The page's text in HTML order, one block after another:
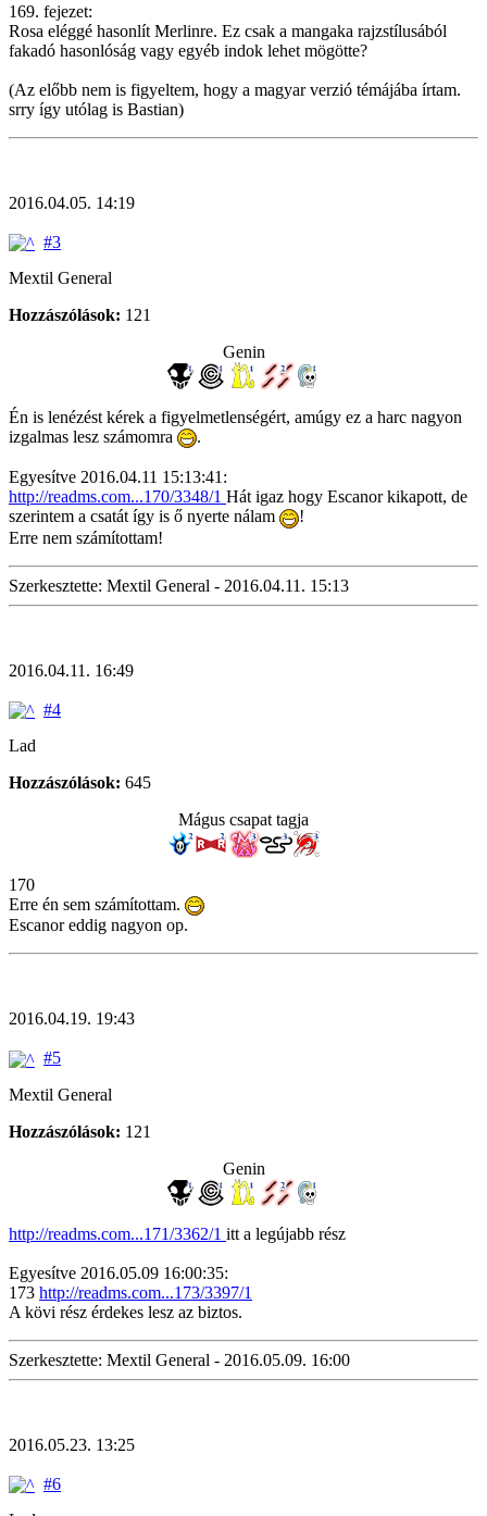
169. fejezet:
Rosa eléggé hasonlít Merlinre. Ez csak a mangaka rajzstílusából
fakadó hasonlóság vagy egyéb indok lehet mögötte?
(Az előbb nem is figyeltem, hogy a magyar verzió témájába írtam.
srry így utólag is Bastian)
2016.04.05. 14:19
#3
Mextil General
Hozzászólások: 121
Genin
Én is lenézést kérek a figyelmetlenségért, amúgy ez a harc nagyon
izgalmas lesz számomra
.
Egyesítve 2016.04.11 15:13:41:
http://readms.com...170/3348/1 Hát igaz hogy Escanor kikapott, de
szerintem a csatát így is ő nyerte nálam
!
Erre nem számítottam!
Szerkesztette: Mextil General - 2016.04.11. 15:13
2016.04.11. 16:49
#4
Lad
Hozzászólások: 645
Mágus csapat tagja
170
Erre én sem számítottam.
Escanor eddig nagyon op.
2016.04.19. 19:43
#5
Mextil General
Hozzászólások: 121
Genin
http://readms.com...171/3362/1 itt a legújabb rész
Egyesítve 2016.05.09 16:00:35:
173 http://readms.com...173/3397/1
A kövi rész érdekes lesz az biztos.
Szerkesztette: Mextil General - 2016.05.09. 16:00
2016.05.23. 13:25
#6